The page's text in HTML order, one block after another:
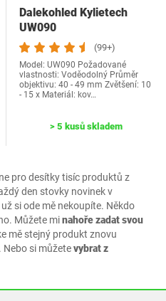
pro desítky tisíc produktů z
den stovky novinek v
si ode mě nekoupíte. Někdo
Můžete minahoře zadat svou
mě stejný produkt znovu
Nebo si můžetevybrat z
Dalekohled Kylietech
UW090
(99+)
Model: ‎UW090 Požadované
vlastnosti: Voděodolný Průměr
objektivu: 40 - 49 mm Zvětšení: 10
- 15 x Materiál: kov…
> 5 kusů skladem